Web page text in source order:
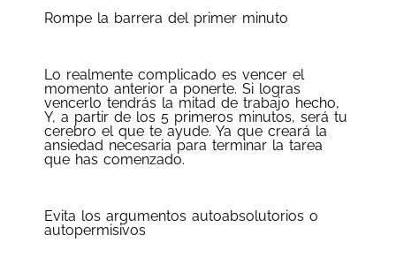
Rompe la barrera del primer minuto
Lo realmente complicado es vencer el
momento anterior a ponerte. Si logras
vencerlo tendrás la mitad de trabajo hecho,
Y, a partir de los 5 primeros minutos, será tu
cerebro el que te ayude. Ya que creará la
ansiedad necesaria para terminar la tarea
que has comenzado.
Evita los argumentos autoabsolutorios o
autopermisivos